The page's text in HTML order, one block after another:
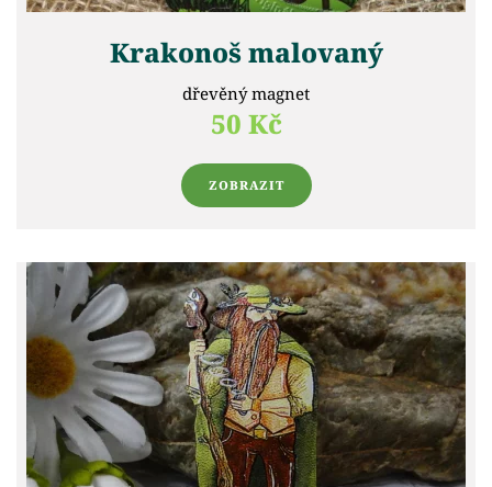
Krakonoš malovaný
dřevěný magnet
50 Kč
ZOBRAZIT